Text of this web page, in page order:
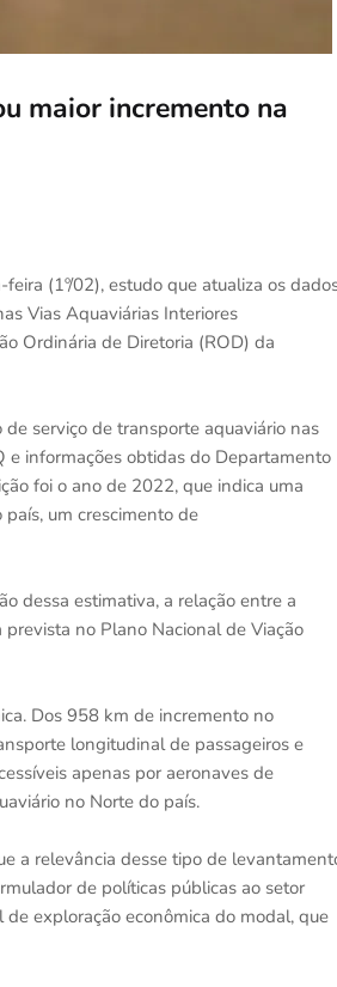
maior incremento na
(1º/02), estudo que atualiza os
Vias Aquaviárias Interiores
Ordinária de Diretoria (ROD) da
serviço de transporte aquaviário nas
informações obtidas do Departamento
foi o ano de 2022, que indica uma
um crescimento de
dessa estimativa, a relação entre a
no Plano Nacional de Viação
Dos 958 km de incremento no
longitudinal de passageiros e
apenas por aeronaves de
no Norte do país.
a relevância desse tipo de
de políticas públicas ao setor
exploração econômica do modal, que